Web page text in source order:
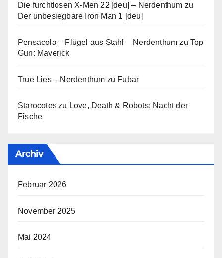
Die furchtlosen X-Men 22 [deu] – Nerdenthum zu
Der unbesiegbare Iron Man 1 [deu]
Pensacola – Flügel aus Stahl – Nerdenthum zuTop
Gun: Maverick
True Lies – Nerdenthum zu Fubar
Starocotes zu Love, Death & Robots: Nacht der
Fische
Archiv
Februar 2026
November 2025
Mai 2024